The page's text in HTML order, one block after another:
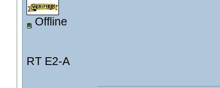
Offline
RT E2-A